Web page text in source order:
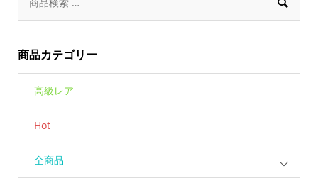

商品カテゴリー
高級レア
Hot
全商品